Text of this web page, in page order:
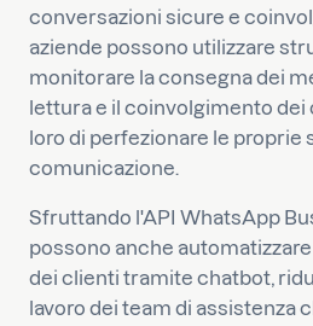
conversazioni sicure e
aziende possono utilizzare
monitorare la consegna dei
lettura e il coinvolgimento
loro di perfezionare le proprie
comunicazione.
Sfruttando l'API WhatsApp
possono anche
dei clienti tramite chatbot,
lavoro dei team di assistenza